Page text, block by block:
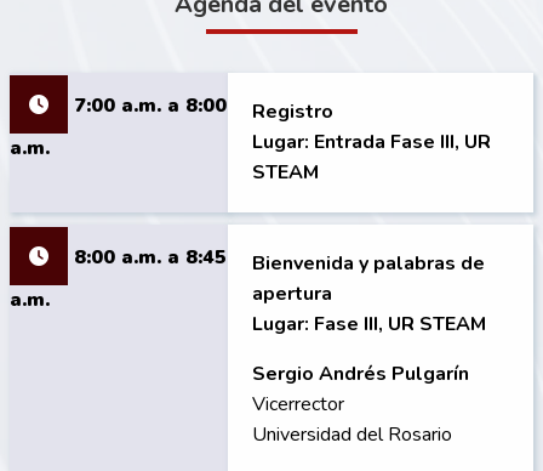
7:00 a.m. a 8:00
a.m.
Registro
Lugar: Entrada Fase III, UR
STEAM
8:00 a.m. a 8:45
a.m.
Bienvenida y palabras de
apertura
Lugar: Fase III, UR STEAM
Sergio Andrés Pulgarín
Vicerrector
Universidad del Rosario